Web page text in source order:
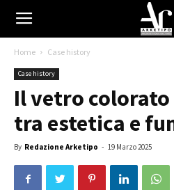
Home Case history
Case history
Il vetro
tra estetica e
By Redazione Arketipo - 19 Marzo 2025